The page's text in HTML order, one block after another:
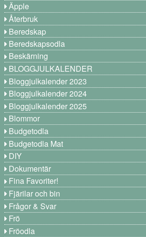
Äpple
Återbruk
Beredskap
Beredskapsodla
Beskärning
BLOGGJULKALENDER
Bloggjulkalender 2023
Bloggjulkalender 2024
Bloggjulkalender 2025
Blommor
Budgetodla
Budgetodla Mat
DIY
Dokumentär
Fina Favoriter!
Fjärilar och bin
Frågor & Svar
Frö
Fröodla